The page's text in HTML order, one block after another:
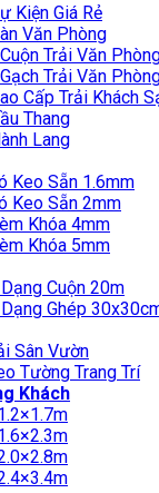
Kiện Giá Rẻ
Văn Phòng
Trải Văn
Trải Văn
Cấp Trải Khách
Thang
Lang
Keo Sẵn 1.6mm
Keo Sẵn 2mm
Khóa 4mm
Khóa 5mm
Cuộn 20m
Ghép
Sân Vườn
Tường Trang Trí
Khách